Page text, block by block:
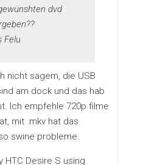
dvd
Felu
nicht sagem, die USB
am dock und das hab
Ich empfehle 720p filme
mit .mkv hat das
swine probleme.
HTC Desire S using